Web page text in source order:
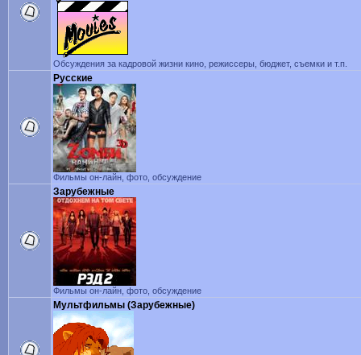
Обсуждения за кадровой жизни кино, режиссеры, бюджет, съемки и т.п.
Русские
Фильмы он-лайн, фото, обсуждение
Зарубежные
Фильмы он-лайн, фото, обсуждение
Мультфильмы (Зарубежные)